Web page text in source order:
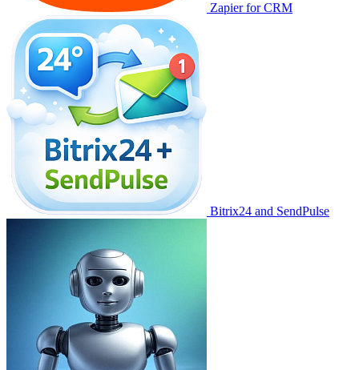
Zapier for CRM
Bitrix24 and SendPulse